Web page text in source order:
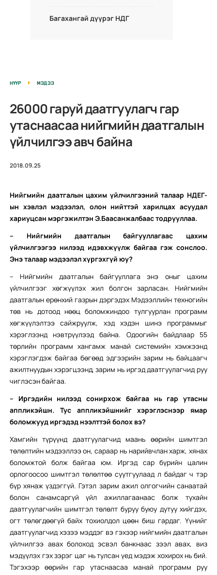
Багахангай дүүрэг НДГ
НҮҮР МЭДЭЭ
26000 гаруй даатгуулагч гар
утаснаасаа нийгмийн даатгалын
үйлчилгээ авч байна
2018.09.25
Нийгмийн даатгалын цахим үйлчилгээний талаар НДЕГ-
ын хэвлэл мэдээлэл, олон нийттэй харилцах асуудал
хариуцсан мэргэжилтэн Э.Баасанжалбаас тодрууллаа.
– Нийгмийн даатгалын байгууллагаас цахим
үйлчилгээгээ нилээд идэвхжүүлж байгаа гэж сонслоо.
Энэ талаар мэдээлэл хүргэхгүй юу?
– Нийгмийн даатгалын байгууллага энэ оныг цахим
үйлчилгээг хөгжүүлэх жил болгон зарласан. Нийгмийн
даатгалын ерөнхий газрын дэргэдэх Мэдээллийн техногийн
төв нь дотоод нөөц боломжиндоо тулгуурлан программ
хөгжүүлэлтээ сайжруулж, хэд хэдэн шинэ программыг
хэрэглээнд нэвтрүүлээд байна. Одоогийн байдлаар 55
төрлийн программ хангамж манай системийн хэмжээнд
хэрэглэгдэж байгаа бөгөөд эдгээрийн зарим нь байцаагч
ажилтнуудын хэрэгцээнд, зарим нь иргэд даатгуулагчид руу
чиглэсэн байгаа.
– Иргэдийн нилээд сонирхож байгаа нь гар утасны
аппликэйшн. Тус аппликэйшнийг хэрэглэснээр ямар
боломжууд иргэдэд нээлттэй болох вэ?
Хамгийн түрүүнд даатгуулагчид маань өөрийн шимтгэл
төлөлтийн мэдээллээ он, сараар нь нарийвчлан харж, хянах
боломжтой болж байгаа юм. Иргэд сар бүрийн цалин
орлогоосоо шимтгэл төлөлтөө суутгуулаад л байдаг ч тэр
бүр хянаж үздэггүй. Гэтэл зарим ажил олгогчийн санаатай
болон санамсаргүй үйл ажиллагаанаас болж тухайн
даатгуулагчийн шимтгэл төлөлт буруу буюу дутуу хийгдэх,
огт төлөгдөөгүй байх тохиолдол цөөн биш гардаг. Үүнийг
даатгуулагчид хэзээ мэддэг вэ гэхээр нийгмийн даатгалын
үйлчилгээ авах болоход эсвэл банкнаас зээл авах, виз
мэдүүлэх гэх зэрэг цаг нь тулсан үед мэдэж хохирох нь бий.
Тэгэхээр өөрийн гар утаснаасаа манай программ руу